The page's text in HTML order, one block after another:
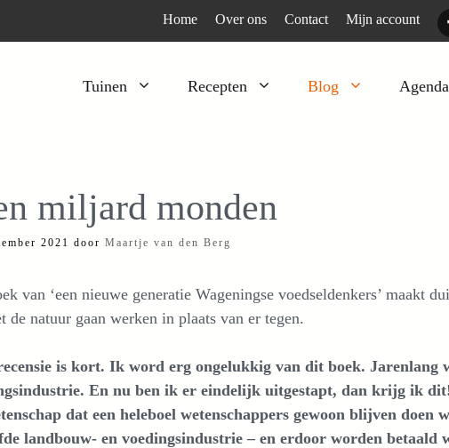
Home Over ons Contact Mijn account
Tuinen Recepten Blog Agenda
Kruiden
Moestuin
Voedselbos
miljard monden
2021 door Maartje van den Berg
van ‘een nieuwe generatie Wageningse voedseldenkers’ maakt
de natuur gaan werken in plaats van er tegen.
is kort. Ik word erg ongelukkig van dit boek. Jarenlang
En nu ben ik er eindelijk uitgestapt, dan krijg ik
dat een heleboel wetenschappers gewoon blijven doen
landbouw- en voedingsindustrie – en erdoor worden